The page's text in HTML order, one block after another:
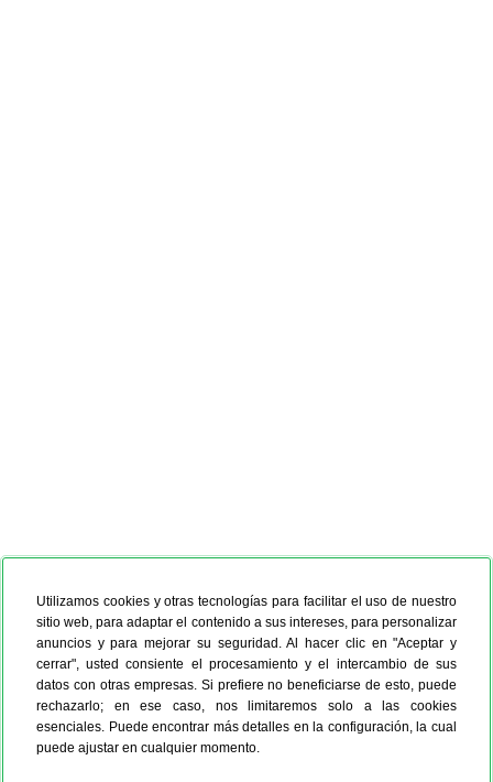
Utilizamos cookies y otras tecnologías para facilitar el uso de nuestro
sitio web, para adaptar el contenido a sus intereses, para personalizar
anuncios y para mejorar su seguridad. Al hacer clic en "Aceptar y
cerrar", usted consiente el procesamiento y el intercambio de sus
datos con otras empresas. Si prefiere no beneficiarse de esto, puede
rechazarlo; en ese caso, nos limitaremos solo a las cookies
esenciales. Puede encontrar más detalles en la configuración, la cual
puede ajustar en cualquier momento.